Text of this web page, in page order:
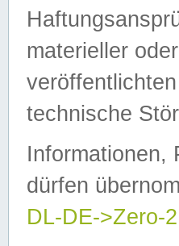
materieller
technische
Informationen,
dürfen
DL-DE->Zero-